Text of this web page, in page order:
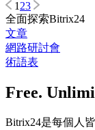
123
全面探索Bitrix24
文章
網路研討會
術語表
Free.
Bitrix24是每個人